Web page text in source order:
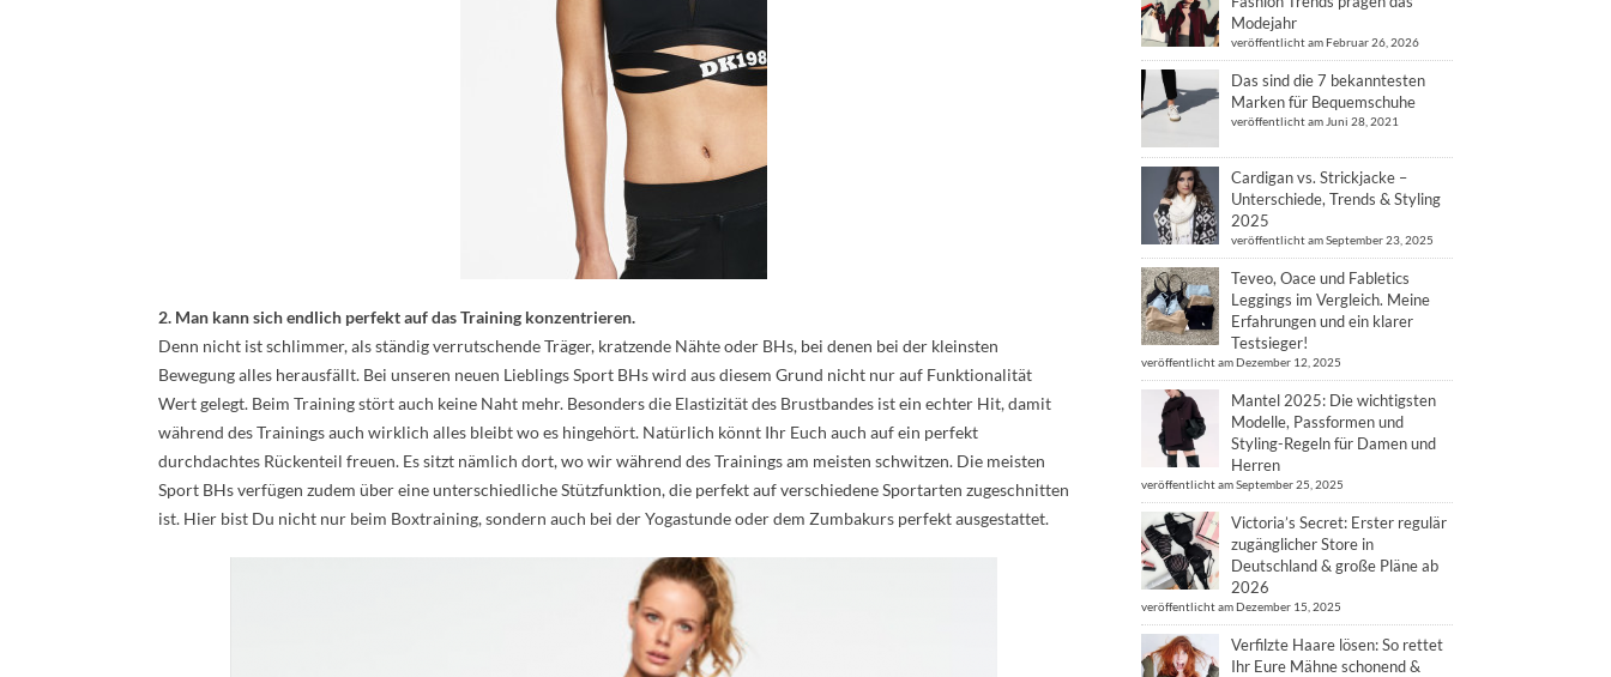
2. Man kann sich endlich perfekt auf das Training konzentrieren.
Denn nicht ist schlimmer, als ständig verrutschende Träger, kratzende Nähte oder BHs, bei denen bei der kleinsten
Bewegung alles herausfällt. Bei unseren neuen Lieblings Sport BHs wird aus diesem Grund nicht nur auf Funktionalität
Wert gelegt. Beim Training stört auch keine Naht mehr. Besonders die Elastizität des Brustbandes ist ein echter Hit, damit
während des Trainings auch wirklich alles bleibt wo es hingehört. Natürlich könnt Ihr Euch auch auf ein perfekt
durchdachtes Rückenteil freuen. Es sitzt nämlich dort, wo wir während des Trainings am meisten schwitzen. Die meisten
Sport BHs verfügen zudem über eine unterschiedliche Stützfunktion, die perfekt auf verschiedene Sportarten zugeschnitten
ist. Hier bist Du nicht nur beim Boxtraining, sondern auch bei der Yogastunde oder dem Zumbakurs perfekt ausgestattet.
Modejahr
veröffentlicht am Februar 26, 2026
Das sind die 7 bekanntesten
Marken für Bequemschuhe
veröffentlicht am Juni 28, 2021
Cardigan vs. Strickjacke –
Unterschiede, Trends & Styling
2025
veröffentlicht am September 23, 2025
Teveo, Oace und Fabletics
Leggings im Vergleich. Meine
Erfahrungen und ein klarer
Testsieger!
veröffentlicht am Dezember 12, 2025
Mantel 2025: Die wichtigsten
Modelle, Passformen und
Styling-Regeln für Damen und
Herren
veröffentlicht am September 25, 2025
Victoria’s Secret: Erster regulär
zugänglicher Store in
Deutschland & große Pläne ab
2026
veröffentlicht am Dezember 15, 2025
Verfilzte Haare lösen: So rettet
Ihr Eure Mähne schonend &